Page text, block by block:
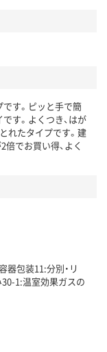
細「
」で確認できます。
す。ピッと手で簡
す。よくつき、はが
れたタイプです。建
でお買い得、よく
包装11:分別・リ
1:温室効果ガスの